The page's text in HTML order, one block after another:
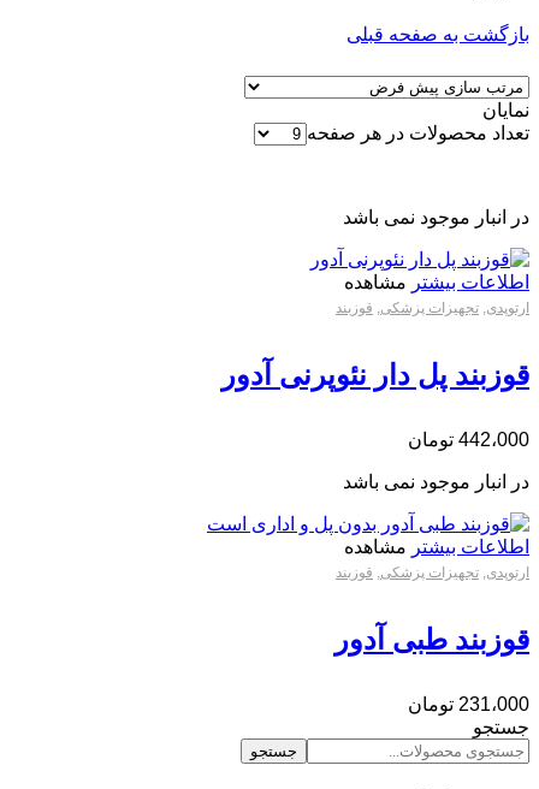
بازگشت به صفحه قبلی
نمایان
تعداد محصولات در هر صفحه
در انبار موجود نمی باشد
اطلاعات بیشتر مشاهده
ارتوپدی, تجهیزات پزشکی, قوزبند
قوزبند پل دار نئوپرنی آدور
442،000 تومان
در انبار موجود نمی باشد
اطلاعات بیشتر مشاهده
ارتوپدی, تجهیزات پزشکی, قوزبند
قوزبند طبی آدور
231،000 تومان
جستجو
جستجو